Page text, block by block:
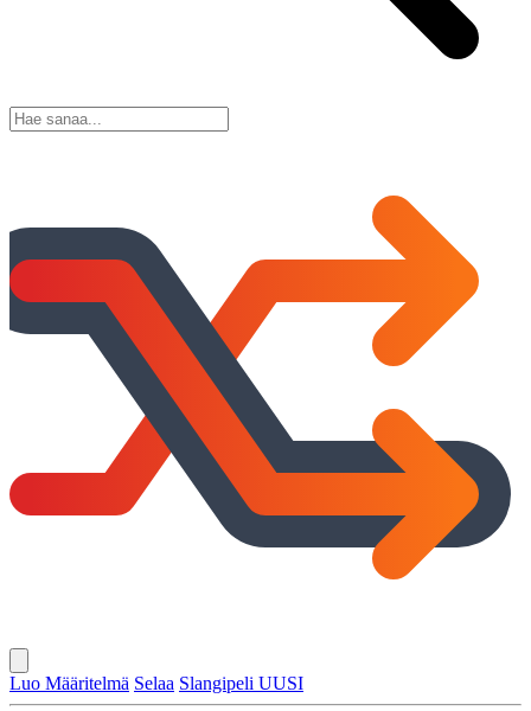
Luo Määritelmä Selaa Slangipeli UUSI